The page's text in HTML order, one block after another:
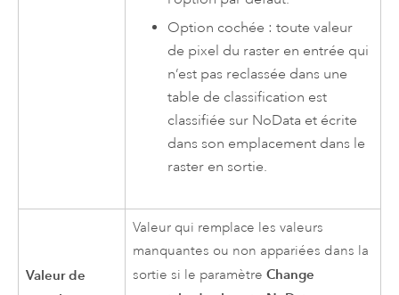
Option cochée : toute valeur
de pixel du raster en entrée qui
n’est pas reclassée dans une
table de classification est
classifiée sur NoData et écrite
dans son emplacement dans le
raster en sortie.
Valeur de
Valeur qui remplace les valeurs
manquantes ou non appariées dans la
sortie si le paramètreChange